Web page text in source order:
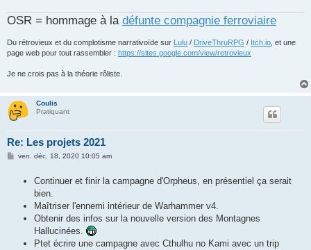
OSR = hommage à la défunte compagnie ferroviaire
Du rétrovieux et du complotisme narrativoïde sur Lulu / DriveThruRPG / Itch.io , et une
page web pour tout rassembler : https://sites.google.com/view/retrovieux
Je ne crois pas à la théorie rôliste.
Coulis
Pratiquant
Re: Les projets 2021
Mven. déc. 18, 2020 10:05 am
Continuer et finir la campagne d'Orpheus, en présentiel ça serait
bien.
Maîtriser l'ennemi intérieur de Warhammer v4.
Obtenir des infos sur la nouvelle version des Montagnes
Hallucinées.
Ptet écrire une campagne avec Cthulhu no Kami avec un trip